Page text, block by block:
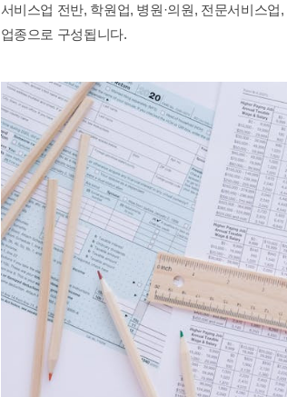
서비스업 전반, 학원업, 병원·의원, 전문서비스
업종으로 구성됩니다.